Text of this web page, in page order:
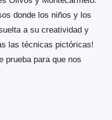
donde los niños y los
a su creatividad y
las técnicas pictóricas!
prueba para que nos